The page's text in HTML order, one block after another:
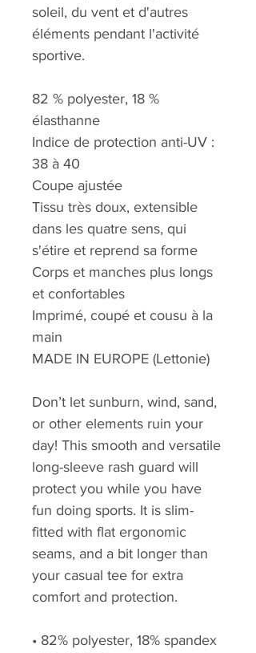
soleil, du vent et d'autres
éléments pendant l'activité
sportive.
82 % polyester, 18 %
élasthanne
Indice de protection anti-UV :
38 à 40
Coupe ajustée
Tissu très doux, extensible
dans les quatre sens, qui
s'étire et reprend sa forme
Corps et manches plus longs
et confortables
Imprimé, coupé et cousu à la
main
MADE IN EUROPE (Lettonie)
Don’t let sunburn, wind, sand,
or other elements ruin your
day! This smooth and versatile
long-sleeve rash guard will
protect you while you have
fun doing sports. It is slim-
fitted with flat ergonomic
seams, and a bit longer than
your casual tee for extra
comfort and protection.
• 82% polyester, 18% spandex